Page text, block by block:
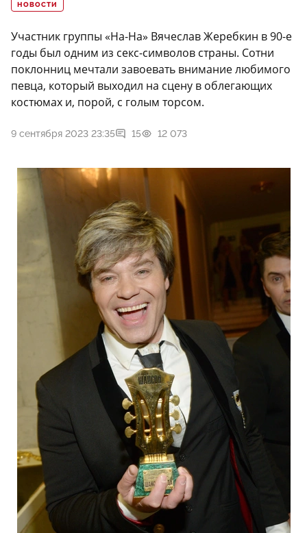
НОВОСТИ
Участник группы «На-На» Вячеслав Жеребкин в 90-е
годы был одним из секс-символов страны. Сотни
поклонниц мечтали завоевать внимание любимого
певца, который выходил на сцену в облегающих
костюмах и, порой, с голым торсом.
9 сентября 2023 23:35 15 12 073